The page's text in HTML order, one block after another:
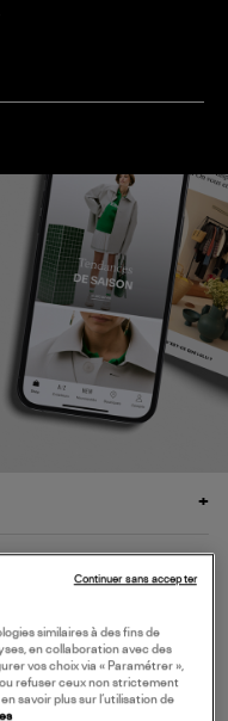
similaires à des fins de
en collaboration avec des
vos choix via « Paramétrer »,
ou refuser ceux non strictement
savoir plus sur l’utilisation de
Continuer sans accepter